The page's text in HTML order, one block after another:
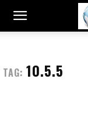
TAG: 10.5.5